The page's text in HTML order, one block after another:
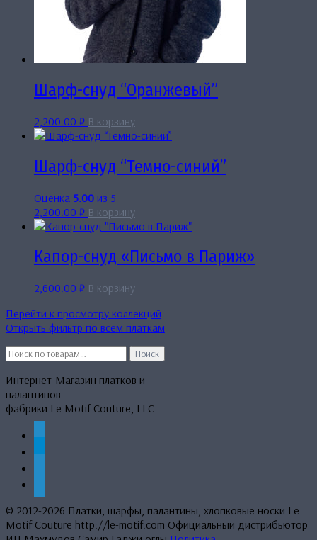
Шарф-снуд “Оранжевый”
2,200.00 ₽ В корзину
Шарф-снуд “Темно-синий”
Оценка 5.00 из 5
2,200.00 ₽ В корзину
Капор-снуд «Письмо в Париж»
2,600.00 ₽ В корзину
Перейти к просмотру коллекций
Открыть фильтр по всем платкам
Искать:
Поиск
Интернет-Магазин платков и
палантинов
фабрики Le Motif Couture, LLC
© 2012-2026 Платки, шарфы, палантины, хлопковые носки Le
Motif Couture http://le-motif.com Официальный дистрибьютор